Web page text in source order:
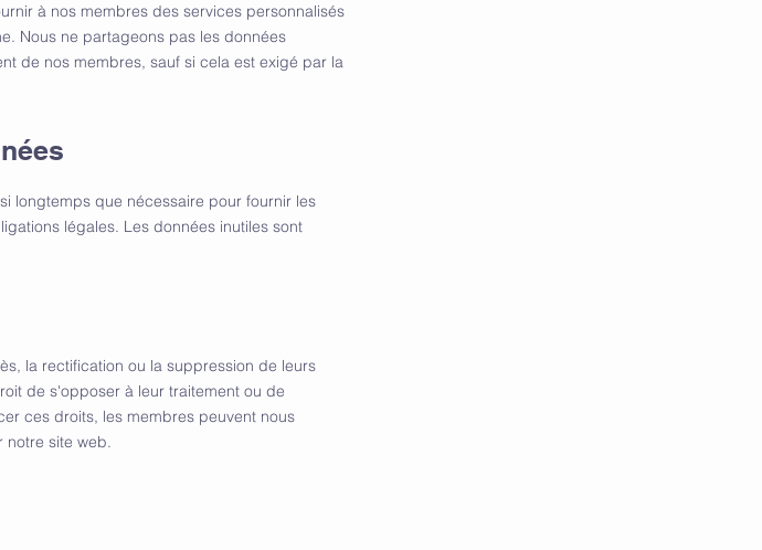
à nos membres des services personnalisés
Nous ne partageons pas les données
de nos membres, sauf si cela est exigé par la
longtemps que nécessaire pour fournir les
légales. Les données inutiles sont
la rectification ou la suppression de leurs
de s'opposer à leur traitement ou de
ces droits, les membres peuvent nous
notre site web.